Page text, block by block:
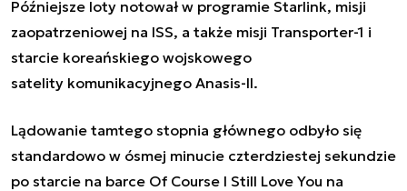
Późniejsze loty notował w programie Starlink, misji
zaopatrzeniowej na ISS, a także misji Transporter-1 i
starcie koreańskiego wojskowego
satelity komunikacyjnego Anasis-II.
Lądowanie tamtego stopnia głównego odbyło się
standardowo w ósmej minucie czterdziestej sekundzie
po starcie na barce Of Course I Still Love You na